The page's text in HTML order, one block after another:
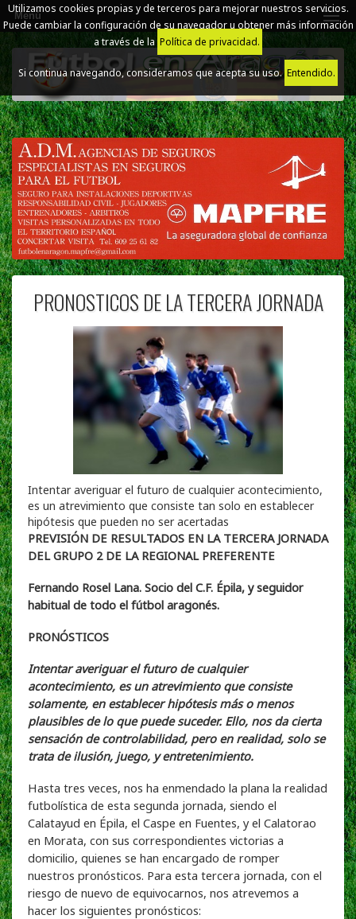
Utilizamos cookies propias y de terceros para mejorar nuestros servicios.
Puede cambiar la configuración de su navegador u obtener más información
a través de la Política de privacidad.
Si continua navegando, consideramos que acepta su uso.Entendido.
Menú
PRONOSTICOS DE LA TERCERA JORNADA
Intentar averiguar el futuro de cualquier acontecimiento,
es un atrevimiento que consiste tan solo en establecer
hipótesis que pueden no ser acertadas
PREVISIÓN DE RESULTADOS EN LA TERCERA JORNADA
DEL GRUPO 2 DE LA REGIONAL PREFERENTE
Fernando Rosel Lana. Socio del C.F. Épila, y seguidor
habitual de todo el fútbol aragonés.
PRONÓSTICOS
Intentar averiguar el futuro de cualquier
acontecimiento, es un atrevimiento que consiste
solamente, en establecer hipótesis más o menos
plausibles de lo que puede suceder. Ello, nos da cierta
sensación de controlabilidad, pero en realidad, solo se
trata de ilusión, juego, y entretenimiento.
Hasta tres veces, nos ha enmendado la plana la realidad
futbolística de esta segunda jornada, siendo el
Calatayud en Épila, el Caspe en Fuentes, y el Calatorao
en Morata, con sus correspondientes victorias a
domicilio, quienes se han encargado de romper
nuestros pronósticos. Para esta tercera jornada, con el
riesgo de nuevo de equivocarnos, nos atrevemos a
hacer los siguientes pronósticos: